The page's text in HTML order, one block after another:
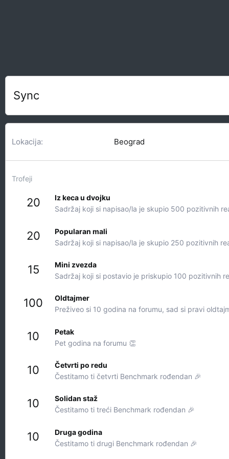
Sync
Lokacija Beograd
Trofeji
20
Iz keca u dvojku
Sadržaj koji si napisao/la je skupio 500 pozitivnih
20
Popularan mali
Sadržaj koji si napisao/la je skupio 250 pozitivnih
15
Mini zvezda
Sadržaj koji si postavio je priskupio 100 pozitivnih
100
Oldtajmer
Preživeo si 10 godina na forumu, sad si pravi
10
Petak
Pet godina na forumu 👏
10
Četvrti po redu
Čestitamo ti četvrti Benchmark rođendan 🎉
10
Solidan staž
Čestitamo ti treći Benchmark rođendan 🎉
10
Druga godina
Čestitamo ti drugi Benchmark rođendan 🎉